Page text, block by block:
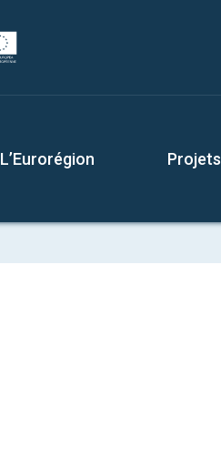
L’Eurorégion Projets